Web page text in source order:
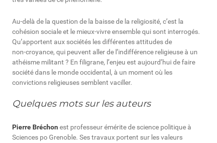
Au‑delà de la question de la baisse de la religiosité, c’est la
cohésion sociale et le mieux‑vivre ensemble qui sont interrogés.
Qu’apportent aux sociétés les différentes attitudes de
non‑croyance, qui peuvent aller de l’indifférence religieuse à un
athéisme militant ? En filigrane, l’enjeu est aujourd’hui de faire
société dans le monde occidental, à un moment où les
convictions religieuses semblent vaciller.
Quelques mots sur les auteurs
Pierre Bréchon est professeur émérite de science politique à
Sciences po Grenoble. Ses travaux portent sur les valeurs